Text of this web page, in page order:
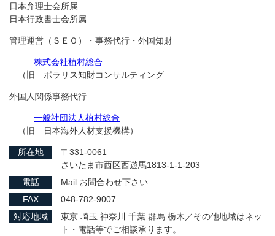
日本弁理士会所属
日本行政書士会所属
管理運営（ＳＥＯ）・事務代行・外国知財
株式会社植村総合
（旧 ポラリス知財コンサルティング
外国人関係事務代行
一般社団法人植村総合
（旧 日本海外人材支援機構）
所在地
〒331-0061
さいたま市西区西遊馬1813-1-1-203
電話
Mail お問合わせ下さい
FAX
048-782-9007
対応地域
東京 埼玉 神奈川 千葉 群馬 栃木／その他地域はネッ
ト・電話等でご相談承ります。